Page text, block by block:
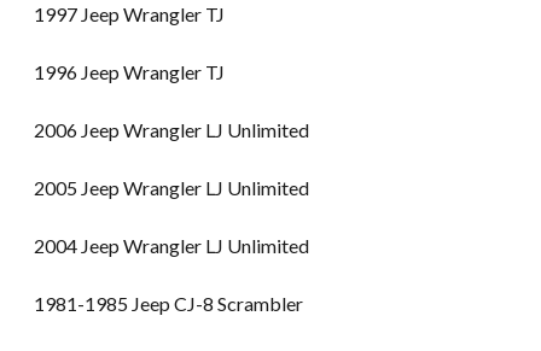
1997 Jeep Wrangler TJ
1996 Jeep Wrangler TJ
2006 Jeep Wrangler LJ Unlimited
2005 Jeep Wrangler LJ Unlimited
2004 Jeep Wrangler LJ Unlimited
1981-1985 Jeep CJ-8 Scrambler